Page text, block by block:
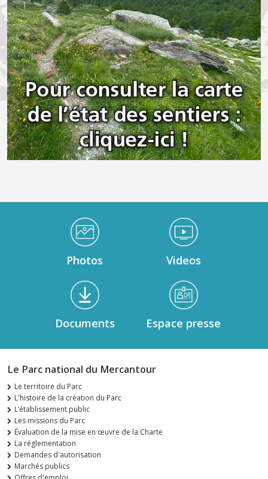
Médiathèque Footer
Photos Videos
Documents Espace presse
Le Parc national du Mercantour
Le territoire du Parc
L'histoire de la création du Parc
L’établissement public
Les missions du Parc
Évaluation de la mise en œuvre de la Charte
La réglementation
Demandes d'autorisation
Marchés publics